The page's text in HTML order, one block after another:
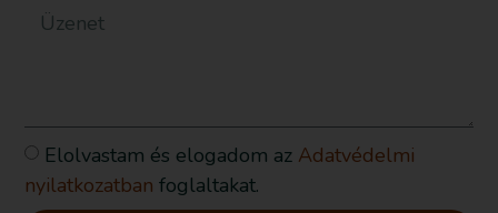
Elolvastam és elogadom az Adatvédelmi
nyilatkozatban foglaltakat.